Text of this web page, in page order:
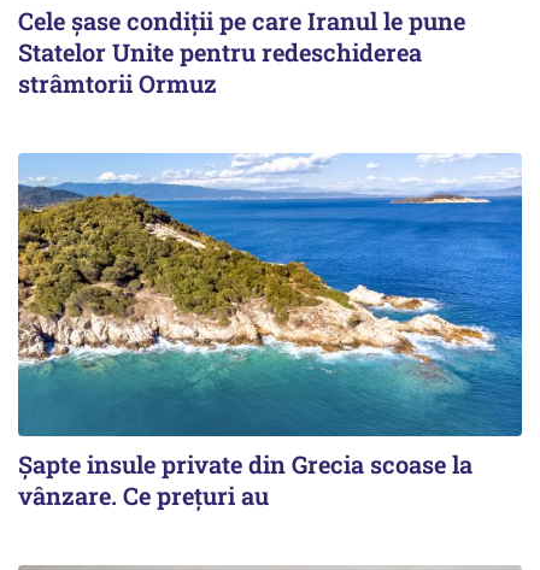
Cele șase condiții pe care Iranul le pune
Statelor Unite pentru redeschiderea
strâmtorii Ormuz
Șapte insule private din Grecia scoase la
vânzare. Ce prețuri au